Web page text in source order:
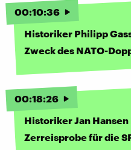
00:10:36
Historiker Philipp
Zweck des NATO-
00:18:26
Historiker Jan
Zerreisprobe für die